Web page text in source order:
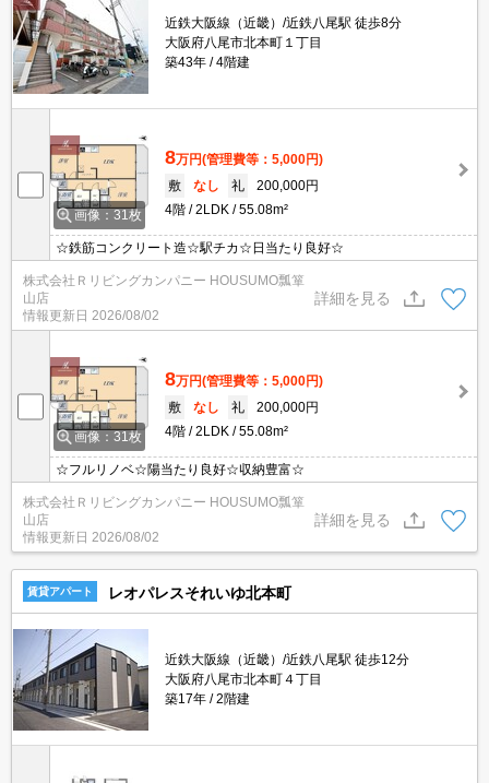
近鉄大阪線（近畿）/近鉄八尾駅 徒歩8分
大阪府八尾市北本町１丁目
築43年
4階建
画像：31枚
8万円(管理費等：5,000円)
敷
なし 礼
200,000円
4階
2LDK 55.08m²
☆鉄筋コンクリート造☆駅チカ☆日当たり良好☆
株式会社Ｒリビングカンパニー HOUSUMO瓢箪
山店
情報更新日 2026/08/02
詳細を見る
画像：31枚
8万円(管理費等：5,000円)
敷
なし 礼
200,000円
4階
2LDK 55.08m²
☆フルリノベ☆陽当たり良好☆収納豊富☆
株式会社Ｒリビングカンパニー HOUSUMO瓢箪
山店
情報更新日 2026/08/02
詳細を見る
賃貸アパート レオパレスそれいゆ北本町
近鉄大阪線（近畿）/近鉄八尾駅 徒歩12分
大阪府八尾市北本町４丁目
築17年
2階建